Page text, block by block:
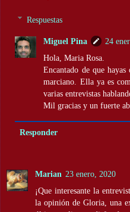
Respuestas
Miguel Pina
24
Hola, Maria Rosa.
Encantado de que
marciano. Ella ya es
varias entrevistas
Mil gracias y un fuerte
Responder
Marian 23 enero, 2020
¡Que interesante la
la opinión de Gloria, una